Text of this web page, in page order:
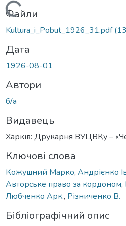
Вантажиться...
Файли
Kultura_i_Pobut_1926_31.pdf
Дата
1926-08-01
Автори
б/а
Видавець
Харків: Друкарня ВУЦВКу –
Ключові слова
Кожушний Марко, Андрієнко
Авторське право за кордоном,
Любченко Арк., Різниченко В.
Бібліографічний опис